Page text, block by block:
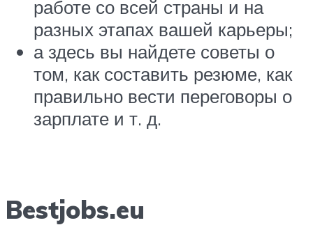
работе со всей страны и на
разных этапах вашей карьеры;
а здесь вы найдете советы о
том, как составить резюме, как
правильно вести переговоры о
зарплате и т. д.
Bestjobs.eu